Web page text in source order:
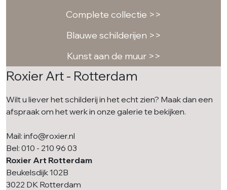
Complete collectie >>
Blauwe schilderijen >>
Kunst aan de muur >>
Roxier Art - Rotterdam
Wilt u liever het schilderij in het echt zien? Maak dan een
afspraak om het werk in onze galerie te bekijken.
Mail: info@roxier.nl
Bel: 010 - 210 96 03
Roxier Art Rotterdam
Beukelsdijk 102B
3022 DK Rotterdam